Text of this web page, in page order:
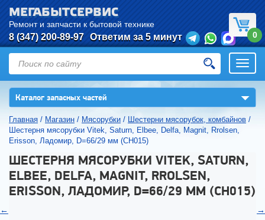
МЕГАБЫТСЕРВИС
Ремонт и запчасти к бытовой технике
8 (347) 200-89-97 Ответим за 5 минут 0
Каталог запасных частей ▼
Главная / Магазин / Мясорубки / Шестерни мясорубок, комбайнов /
Шестерня мясорубки Vitek, Saturn, Elbee, Delfa, Magnit, Rrolsen,
Erisson, Ладомир, D=66/29 мм (CH015)
ШЕСТЕРНЯ МЯСОРУБКИ VITEK, SATURN,
ELBEE, DELFA, MAGNIT, RROLSEN,
ERISSON, ЛАДОМИР, D=66/29 ММ (CH015)
← →